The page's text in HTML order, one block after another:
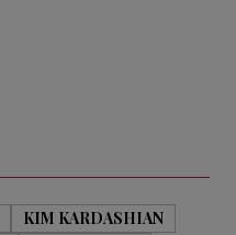
KIM KARDASHIAN